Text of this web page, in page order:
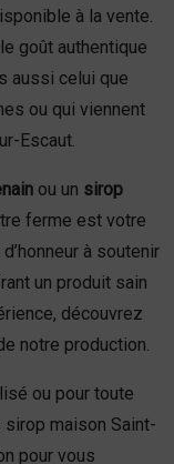
à la vente.
goût authentique
aussi celui que
ou qui viennent
Escaut.
ou un sirop
ferme est votre
à soutenir
un produit sain
découvrez
notre production.
ou pour toute
sirop maison Saint-
pour vous